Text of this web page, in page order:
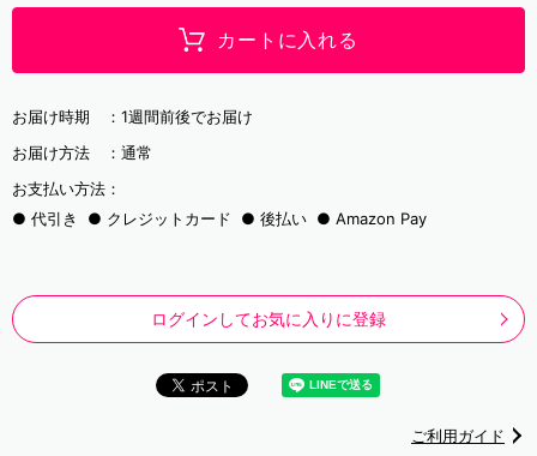
カートに入れる
お届け時期 ： 1週間前後でお届け
お届け方法 ： 通常
お支払い方法：
代引き
クレジットカード 後払い Amazon Pay
ログインしてお気に入りに登録
ご利用ガイド